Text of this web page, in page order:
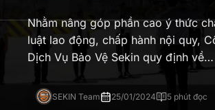
Nhằm nâng góp phần cao ý thức
luật lao động, chấp hành nội quy,
Dịch Vụ Bảo Vệ Sekin quy định về…
SEKIN Team 25/01/2024 5 phút đọc